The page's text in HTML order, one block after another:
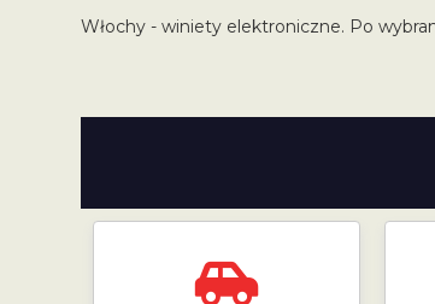
Włochy - winiety elektroniczne. Po